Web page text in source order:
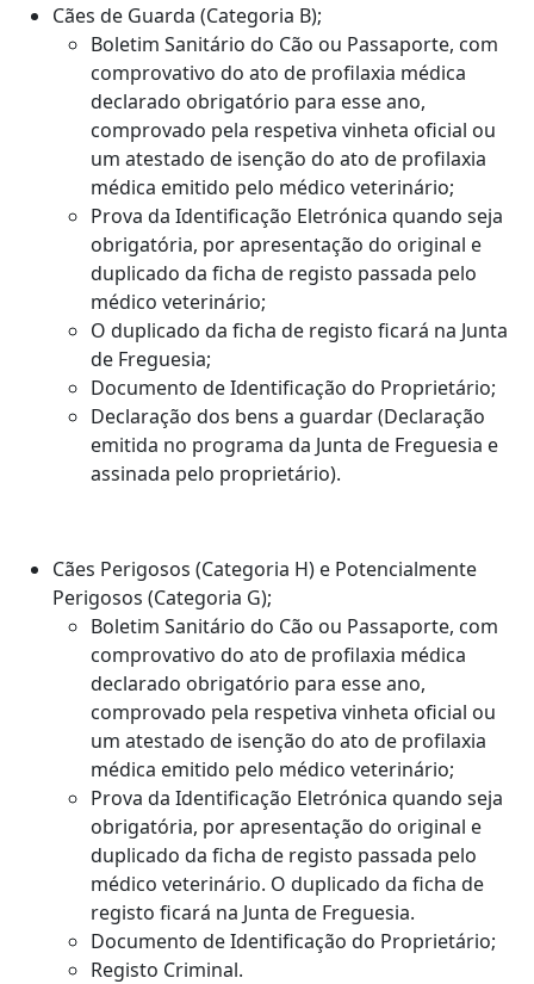
Cães de Guarda (Categoria B);
Boletim Sanitário do Cão ou Passaporte, com
comprovativo do ato de profilaxia médica
declarado obrigatório para esse ano,
comprovado pela respetiva vinheta oficial ou
um atestado de isenção do ato de profilaxia
médica emitido pelo médico veterinário;
Prova da Identificação Eletrónica quando seja
obrigatória, por apresentação do original e
duplicado da ficha de registo passada pelo
médico veterinário;
O duplicado da ficha de registo ficará na Junta
de Freguesia;
Documento de Identificação do Proprietário;
Declaração dos bens a guardar (Declaração
emitida no programa da Junta de Freguesia e
assinada pelo proprietário).
Cães Perigosos (Categoria H) e Potencialmente
Perigosos (Categoria G);
Boletim Sanitário do Cão ou Passaporte, com
comprovativo do ato de profilaxia médica
declarado obrigatório para esse ano,
comprovado pela respetiva vinheta oficial ou
um atestado de isenção do ato de profilaxia
médica emitido pelo médico veterinário;
Prova da Identificação Eletrónica quando seja
obrigatória, por apresentação do original e
duplicado da ficha de registo passada pelo
médico veterinário. O duplicado da ficha de
registo ficará na Junta de Freguesia.
Documento de Identificação do Proprietário;
Registo Criminal.